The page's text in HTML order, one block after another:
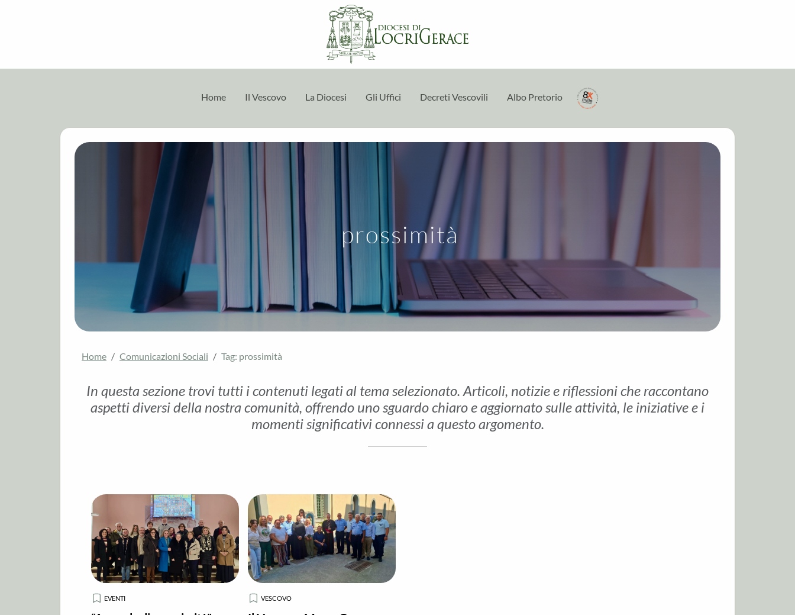
Home Il Vescovo La Diocesi Gli Uffici Decreti Vescovili Albo Pretorio
prossimità
Home Comunicazioni Sociali Tag: prossimità
In questa sezione trovi tutti i contenuti legati al tema selezionato. Articoli, notizie e riflessioni che raccontano
aspetti diversi della nostra comunità, offrendo uno sguardo chiaro e aggiornato sulle attività, le iniziative e i
momenti significativi connessi a questo argomento.
EVENTI VESCOVO